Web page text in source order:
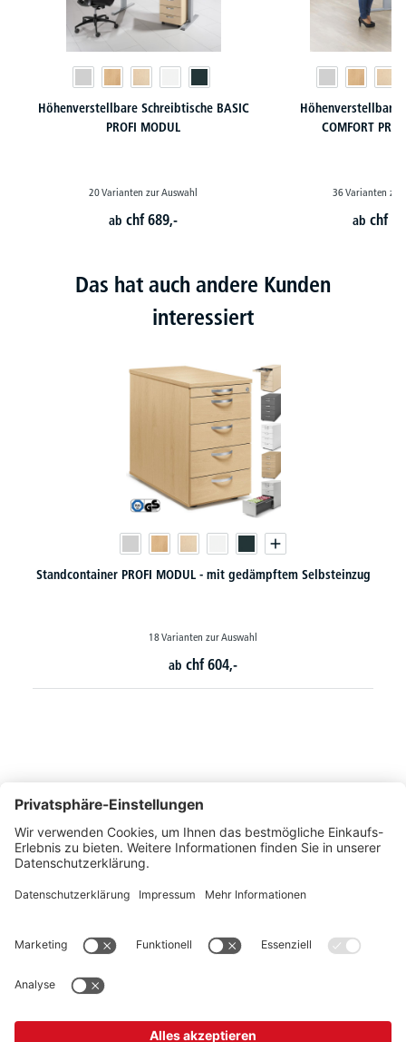
Höhenverstellbare Schreibtische BASIC
PROFI MODUL
20 Varianten zur Auswahl
abchf 689,-
Höhenverstellbare
COMFORT
36 Varianten zur
abchf
Das hat auch andere Kunden
interessiert
Standcontainer PROFI MODUL - mit gedämpftem Selbsteinzug
18 Varianten zur Auswahl
ab chf 604,-
Montags bis Freitags von 08:30 - 17:00 Uhr
+41 44 240 / 11 55
+41 44 240 / 11 57
info@office-trade.ch
vergleichbare Institutionen.